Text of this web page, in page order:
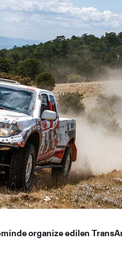
organize edilen